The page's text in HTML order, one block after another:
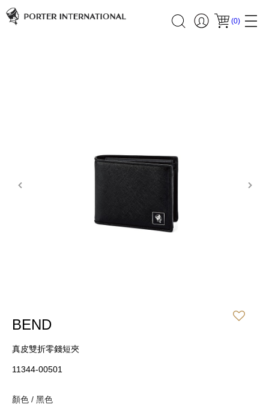
(0)
BEND
真皮雙折零錢短夾
11344-00501
顏色 / 黑色